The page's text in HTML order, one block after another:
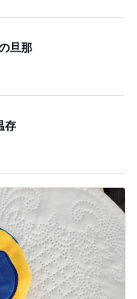
旦那
存